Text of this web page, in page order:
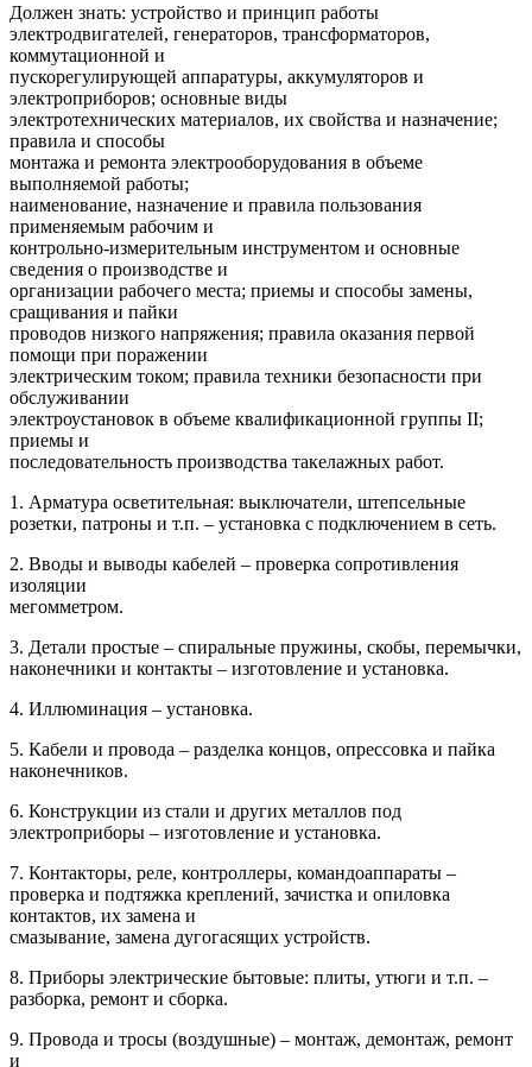
Должен знать: устройство и принцип работы
электродвигателей, генераторов, трансформаторов,
коммутационной и
пускорегулирующей аппаратуры, аккумуляторов и
электроприборов; основные виды
электротехнических материалов, их свойства и назначение;
правила и способы
монтажа и ремонта электрооборудования в объеме
выполняемой работы;
наименование, назначение и правила пользования
применяемым рабочим и
контрольно-измерительным инструментом и основные
сведения о производстве и
организации рабочего места; приемы и способы замены,
сращивания и пайки
проводов низкого напряжения; правила оказания первой
помощи при поражении
электрическим током; правила техники безопасности при
обслуживании
электроустановок в объеме квалификационной группы II;
приемы и
последовательность производства такелажных работ.
1. Арматура осветительная: выключатели, штепсельные
розетки, патроны и т.п. – установка с подключением в сеть.
2. Вводы и выводы кабелей – проверка сопротивления
изоляции
мегомметром.
3. Детали простые – спиральные пружины, скобы, перемычки,
наконечники и контакты – изготовление и установка.
4. Иллюминация – установка.
5. Кабели и провода – разделка концов, опрессовка и пайка
наконечников.
6. Конструкции из стали и других металлов под
электроприборы – изготовление и установка.
7. Контакторы, реле, контроллеры, командоаппараты –
проверка и подтяжка креплений, зачистка и опиловка
контактов, их замена и
смазывание, замена дугогасящих устройств.
8. Приборы электрические бытовые: плиты, утюги и т.п. –
разборка, ремонт и сборка.
9. Провода и тросы (воздушные) – монтаж, демонтаж, ремонт
и